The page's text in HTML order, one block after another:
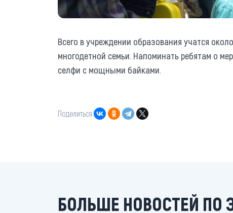
Всего в учреждении образования учатся
многодетной семьи. Напоминать ребятам о
селфи с мощными байками.
Поделиться:
БОЛЬШЕ НОВОСТЕЙ ПО